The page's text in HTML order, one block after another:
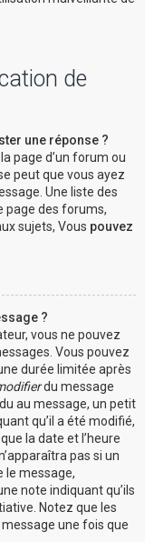
de
une réponse ?
page d’un forum ou
peut que vous ayez
Une liste des
page des forums,
sujets, Vous pouvez
?
vous ne pouvez
Vous pouvez
durée limitée après
du message
au message, un petit
qu’il a été modifié,
la date et l’heure
pas si un
le message,
note indiquant qu’ils
Notez que les
une fois que